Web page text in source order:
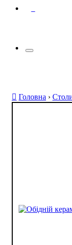
Головна ›